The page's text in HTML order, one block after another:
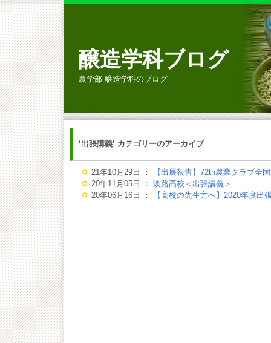
醸造学科ブログ
農学部 醸造学科のブログ
‘出張講義’ カテゴリーのアーカイブ
21年10月29日 ：
【出展報告】72th農業クラブ全
20年11月05日 ： 淡路高校＜出張講義＞
20年06月16日 ：
【高校の先生方へ】2020年度出